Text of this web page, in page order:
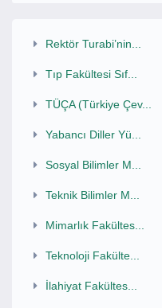
Rektör Turabi’nin...
Tıp Fakültesi Sıf...
TÜÇA (Türkiye Çev...
Yabancı Diller Yü...
Sosyal Bilimler M...
Teknik Bilimler M...
Mimarlık Fakültes...
Teknoloji Fakülte...
İlahiyat Fakültes...